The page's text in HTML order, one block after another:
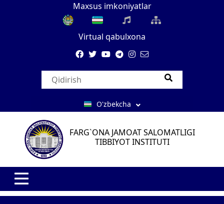
Maxsus imkoniyatlar
Virtual qabulxona
O'zbekcha
FARG`ONA JAMOAT SALOMATLIGI
TIBBIYOT INSTITUTI